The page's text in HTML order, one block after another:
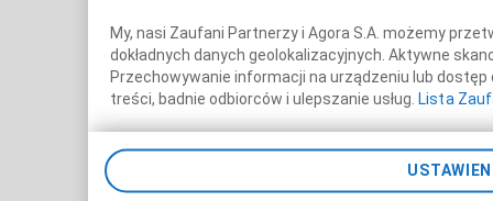
My, nasi Zaufani Partnerzy i Agora S.A. możemy
dokładnych danych geolokalizacyjnych. Aktywne
Przechowywanie informacji na urządzeniu lub
treści, badnie odbiorców i ulepszanie usług. Lista